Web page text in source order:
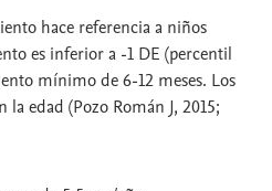
hace referencia a niños
es inferior a -1 DE (percentil
mínimo de 6-12 meses. Los
edad (Pozo Román J, 2015;